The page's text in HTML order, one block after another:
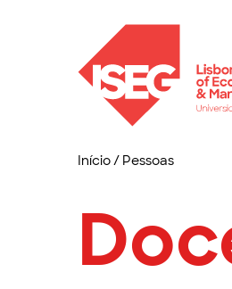
Início/ Pessoas